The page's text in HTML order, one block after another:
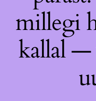
millegi
kallal —